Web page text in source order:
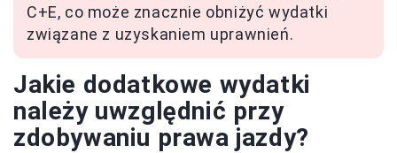
C+E, co może znacznie obniżyć wydatki
związane z uzyskaniem uprawnień.
Jakie dodatkowe wydatki
należy uwzględnić przy
zdobywaniu prawa jazdy?